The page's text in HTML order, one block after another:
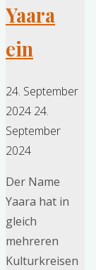
Yaara
ein
24. September
2024 24.
September
2024
Der Name
Yaara hat in
gleich
mehreren
Kulturkreisen